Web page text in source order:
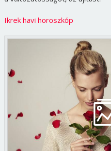
Ikrek havi horoszkóp